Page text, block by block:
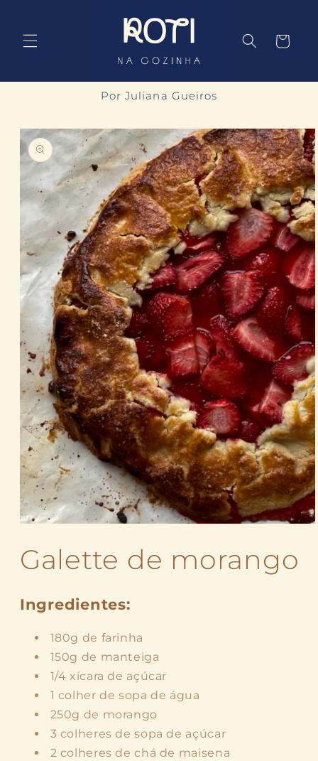
Carrinho
Por Juliana Gueiros
informações
do produto
na
janela
Galette de morango
Ingredientes:
180g de farinha
150g de manteiga
1/4 xícara de açúcar
1 colher de sopa de água
250g de morango
3 colheres de sopa de açúcar
2 colheres de chá de maisena